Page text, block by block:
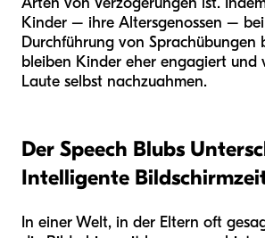
Kinder – ihre Altersgenossen –
Durchführung von Sprachübungen
bleiben Kinder eher engagiert und
Laute selbst nachzuahmen.
Der Speech Blubs
Intelligente
In einer Welt, in der Eltern oft